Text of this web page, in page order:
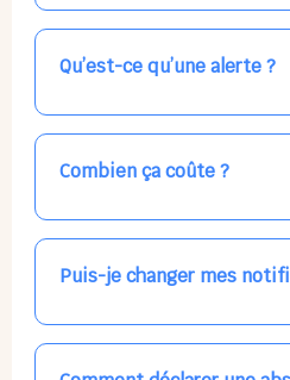
Nos places libres au
jour dans le calendrier ci-
celle qui vous intéresse,
confirmation est immédiate !
Qu’est-ce qu’une alerte ?
Vous avez besoin d'une
date précise, ou pour un jour
mais les places disponibles
pas ? Créez une alerte
Combien ça coûte ?
Votre accueil est
de la crèche, en fin de mois,
habituel. N'hésitez pas à
l'équipe lors de la prochaine
Puis-je changer mes
Dans votre profil (bouton bleu
pouvez choisir de recevoir
par email, par SMS, par les